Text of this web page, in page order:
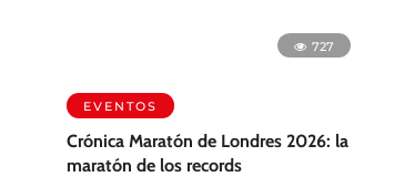
727
EVENTOS
Crónica Maratón de Londres 2026: la
maratón de los records